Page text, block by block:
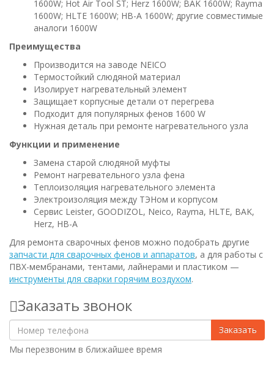
1600W; Hot Air Tool ST; Herz 1600W; BAK 1600W; Rayma
1600W; HLTE 1600W; HB-A 1600W; другие совместимые
аналоги 1600W
Преимущества
Производится на заводе NEICO
Термостойкий слюдяной материал
Изолирует нагревательный элемент
Защищает корпусные детали от перегрева
Подходит для популярных фенов 1600 W
Нужная деталь при ремонте нагревательного узла
Функции и применение
Замена старой слюдяной муфты
Ремонт нагревательного узла фена
Теплоизоляция нагревательного элемента
Электроизоляция между ТЭНом и корпусом
Сервис Leister, GOODIZOL, Neico, Rayma, HLTE, BAK,
Herz, HB-A
Для ремонта сварочных фенов можно подобрать другие
запчасти для сварочных фенов и аппаратов, а для работы с
ПВХ-мембранами, тентами, лайнерами и пластиком —
инструменты для сварки горячим воздухом.
Заказать звонок
Заказать
Мы перезвоним в ближайшее время